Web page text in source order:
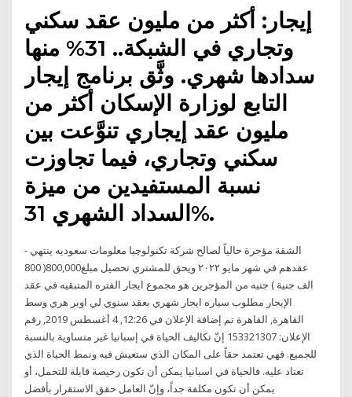
إيجار: أكثر من مليون عقد سكني
وتجاري في الشبكة.. 31% منها
سدادها شهري. وثَّق برنامج إيجار
التابع لوزارة الإسكان أكثر من
مليون عقد إيجاري تنوَّعت بين
سكني وتجاري، فيما تجاوزت
نسبة المستفيدين من ميزة
السداد الشهري 31%.
- الشقة مؤجرة حالياً لصالح شركة تكنولوچيا معلومات سعوديه ينتهي
عقدهم في شهر مايو ٢٠٢٢ ويحق للمشتري تحصيل مبلغ800,000( 800
الف جنية ) جنيه من المؤجرين هو مجموع ايجار الفتره المتبقيه في عقد
الإيجار مطلوب سياره ايجار شهري بعقد سنوي لي اوبر هري وسط
القاهرة, القاهرة تم إضافة الإعلان في 12:26, 4 أغسطس 2019, رقم
الإعلان: 153321307 إنّ تكاليف الحياة في إسبانيا غير متساوية بالنسبة
للجميع. فهي تعتمد حقاً على المكان الذي ستعيش فيه ونمط الحياة الذي
تعتاد عليه. فالحياة في اسبانيا يمكن أن تكون رخيصة قابلة للتحمل، أو
يمكن أن تكون مكلفة جداً، وإنّ العامل حقق الاستقرار بأفضل